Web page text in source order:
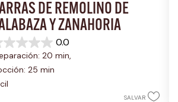
DE REMOLINO DE
Y ZANAHORIA
0.0
20 min,
25 min
SALVAR